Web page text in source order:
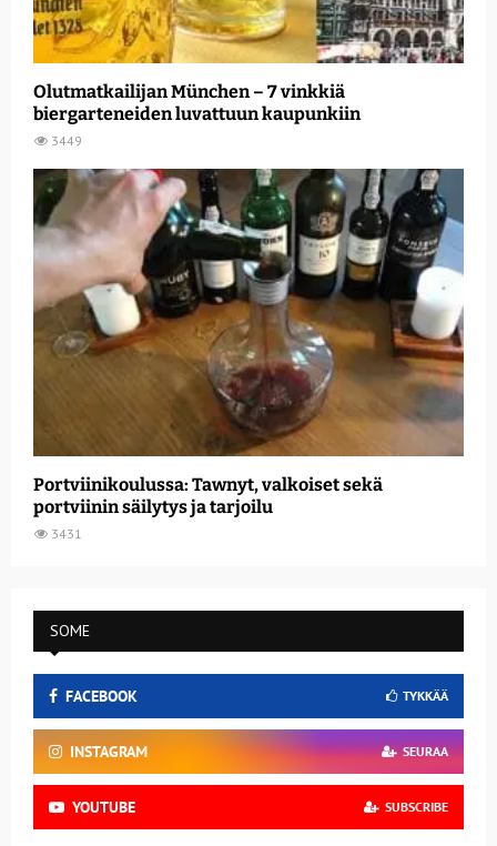
Olutmatkailijan München – 7 vinkkiä
biergarteneiden luvattuun kaupunkiin
3449
Portviinikoulussa: Tawnyt, valkoiset sekä
portviinin säilytys ja tarjoilu
3431
SOME
FACEBOOK TYKKÄÄ
INSTAGRAM SEURAA
YOUTUBE SUBSCRIBE